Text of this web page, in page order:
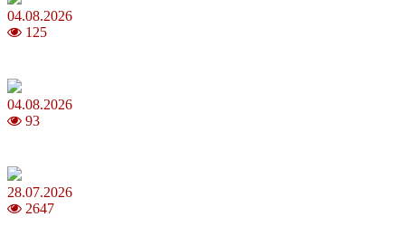
04.08.2026
125
04.08.2026
93
28.07.2026
2647